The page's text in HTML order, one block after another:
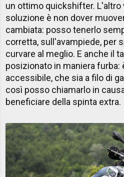
un ottimo quickshifter. L'altro
soluzione è non dover
cambiata: posso tenerlo
corretta, sull'avampiede, per
curvare al meglio. E anche il
posizionato in maniera furba:
accessibile, che sia a filo di
così posso chiamarlo in
beneficiare della spinta extra.